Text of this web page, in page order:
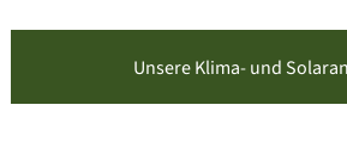
Unsere Klima- und